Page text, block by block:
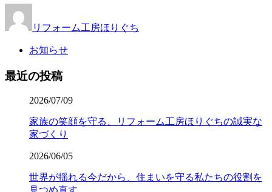
リフォーム工房ほりぐち
お知らせ
最近の投稿
2026/07/09
家族の笑顔を守る、リフォーム工房ほりぐちの誠実な
家づくり
2026/06/05
世界が揺れる今だから、住まいを守る私たちの役割を